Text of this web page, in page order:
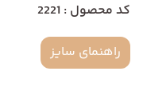
کد محصول : 2221
راهنمای سایز